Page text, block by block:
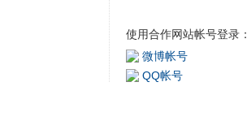
使用合作网站帐号登录：
微博帐号
QQ帐号